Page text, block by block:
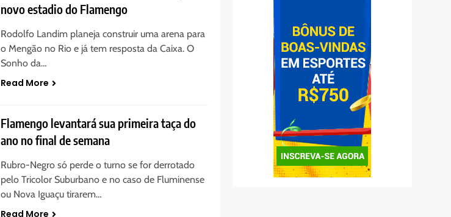
novo estadio do Flamengo
Rodolfo Landim planeja construir uma arena para
o Mengão no Rio e já tem resposta da Caixa. O
Sonho da…
Read More
Flamengo levantará sua primeira taça do
ano no final de semana
Rubro-Negro só perde o turno se for derrotado
pelo Tricolor Suburbano e no caso de Fluminense
ou Nova Iguaçu tirarem…
Read More